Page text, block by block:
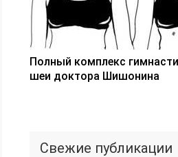
Полный комплекс
шеи доктора Шишонина
Свежие публикации